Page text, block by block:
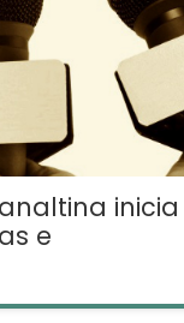
inicia
e